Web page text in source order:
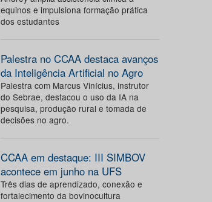
equinos e impulsiona formação prática
dos estudantes
Palestra no CCAA destaca avanços
da Inteligência Artificial no Agro
Palestra com Marcus Vinícius, instrutor
do Sebrae, destacou o uso da IA na
pesquisa, produção rural e tomada de
decisões no agro.
CCAA em destaque: III SIMBOV
acontece em junho na UFS
Três dias de aprendizado, conexão e
fortalecimento da bovinocultura